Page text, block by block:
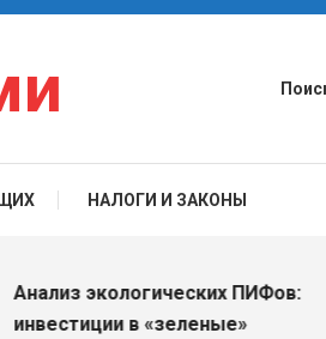
НАЛОГИ И ЗАКОНЫ
экологических ПИФов:
в «зеленые»